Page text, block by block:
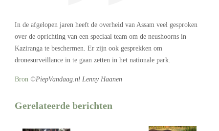
In de afgelopen jaren heeft de overheid van Assam veel gesproken
over de oprichting van een speciaal team om de neushoorns in
Kaziranga te beschermen. Er zijn ook gesprekken om
dronesurveillance in te gaan zetten in het nationale park.
Bron ©PiepVandaag.nl Lenny Haanen
Gerelateerde berichten